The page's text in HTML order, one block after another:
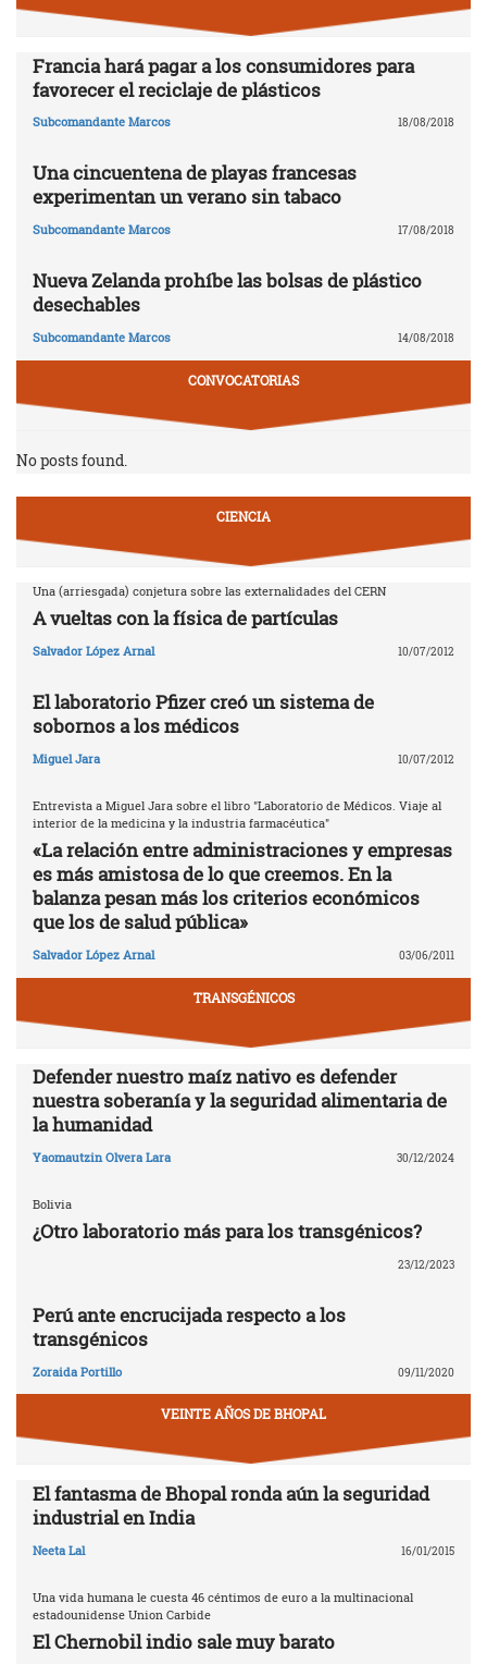
Francia hará pagar a los consumidores para
favorecer el reciclaje de plásticos
Subcomandante Marcos 18/08/2018
Una cincuentena de playas francesas
experimentan un verano sin tabaco
Subcomandante Marcos 17/08/2018
Nueva Zelanda prohíbe las bolsas de plástico
desechables
Subcomandante Marcos 14/08/2018
CONVOCATORIAS
No posts found.
CIENCIA
Una (arriesgada) conjetura sobre las externalidades del CERN
A vueltas con la física de partículas
Salvador López Arnal 10/07/2012
El laboratorio Pfizer creó un sistema de
sobornos a los médicos
Miguel Jara 10/07/2012
Entrevista a Miguel Jara sobre el libro "Laboratorio de Médicos. Viaje al
interior de la medicina y la industria farmacéutica"
«La relación entre administraciones y empresas
es más amistosa de lo que creemos. En la
balanza pesan más los criterios económicos
que los de salud pública»
Salvador López Arnal 03/06/2011
TRANSGÉNICOS
Defender nuestro maíz nativo es defender
nuestra soberanía y la seguridad alimentaria de
la humanidad
Yaomautzin Olvera Lara 30/12/2024
Bolivia
¿Otro laboratorio más para los transgénicos?
23/12/2023
Perú ante encrucijada respecto a los
transgénicos
Zoraida Portillo 09/11/2020
VEINTE AÑOS DE BHOPAL
El fantasma de Bhopal ronda aún la seguridad
industrial en India
Neeta Lal 16/01/2015
Una vida humana le cuesta 46 céntimos de euro a la multinacional
estadounidense Union Carbide
El Chernobil indio sale muy barato